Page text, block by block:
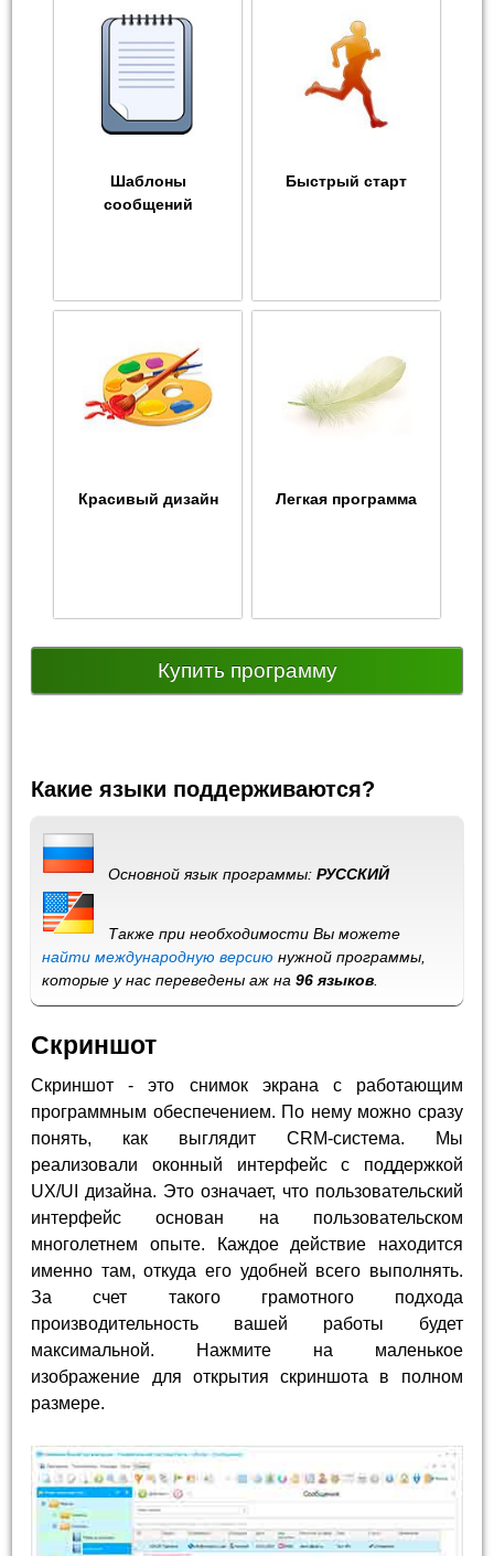
Шаблоны
сообщений
Быстрый старт
Красивый дизайн Легкая программа
Купить программу
Какие языки поддерживаются?
Основной язык программы:РУССКИЙ
Также при необходимости Вы можете
найти международную версию нужной программы,
которые у нас переведены аж на96 языков
Скриншот
Скриншот - это снимок экрана с работающим
программным обеспечением. По нему можно сразу
понять, как выглядит CRM-система. Мы
реализовали оконный интерфейс с поддержкой
UX/UI дизайна. Это означает, что пользовательский
интерфейс основан на пользовательском
многолетнем опыте. Каждое действие находится
именно там, откуда его удобней всего выполнять.
За счет такого грамотного подхода
производительность вашей работы будет
максимальной. Нажмите на маленькое
изображение для открытия скриншота в полном
размере.